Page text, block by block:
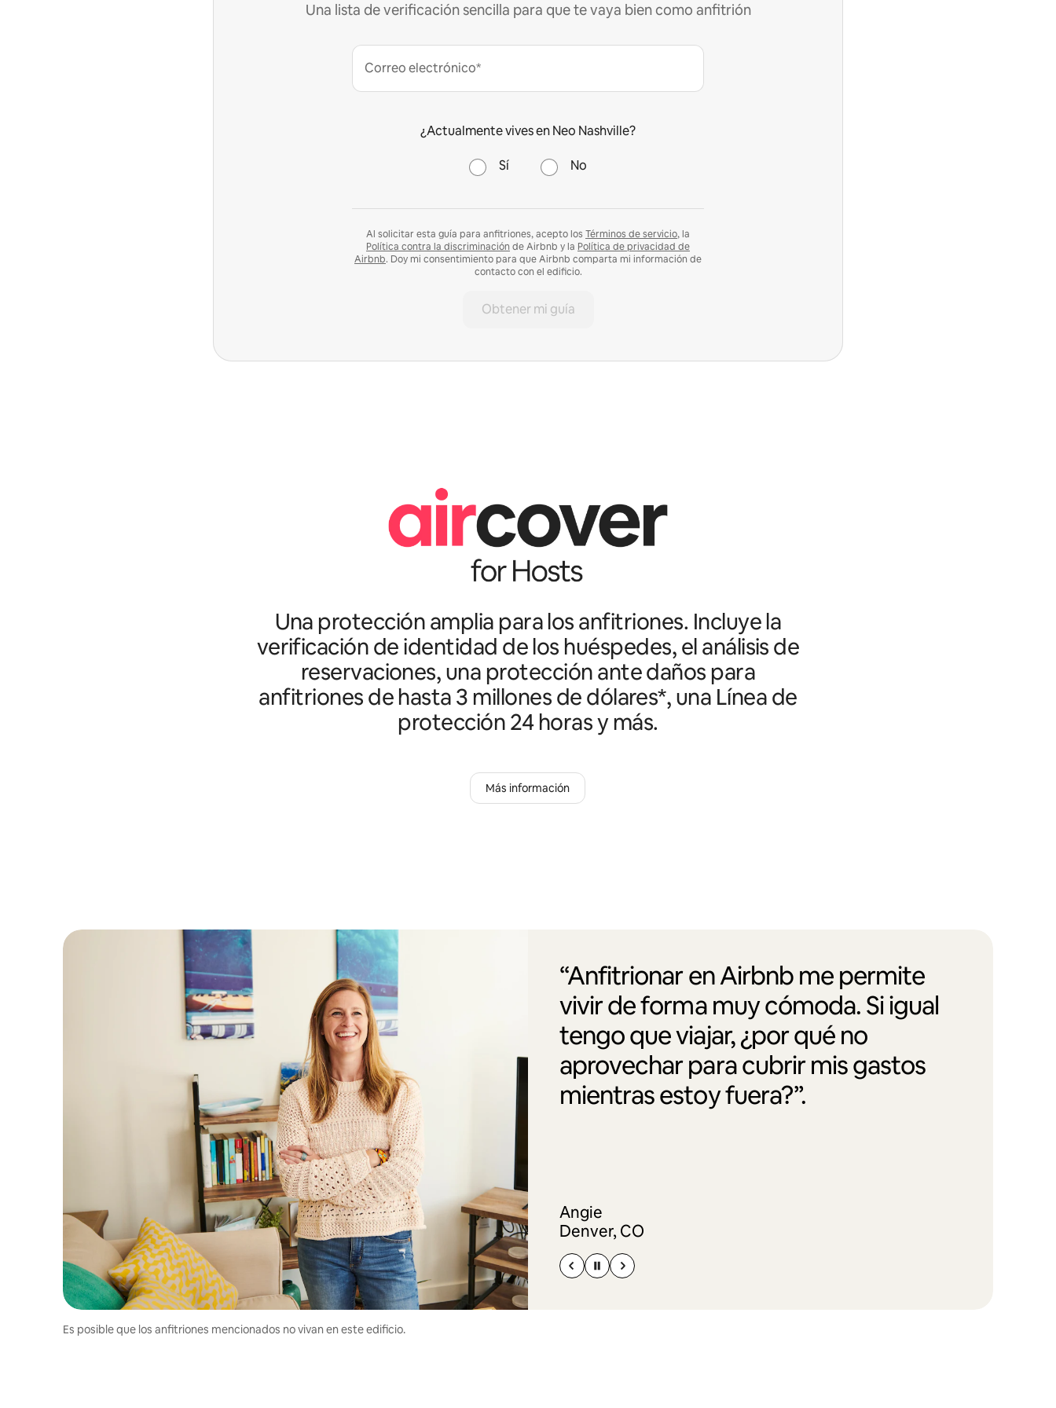
Una lista de verificación sencilla para que te vaya bien como anfitrión
Correo electrónico*
¿Actualmente vives en Neo Nashville?
Sí No
Al solicitar esta guía para anfitriones, acepto los Términos de servicio, la
Política contra la discriminación de Airbnb y la Política de privacidad de
Airbnb. Doy mi consentimiento para que Airbnb comparta mi información de
contacto con el edificio.
Obtener mi guía
Una protección amplia para los anfitriones. Incluye la
verificación de identidad de los huéspedes, el análisis de
reservaciones, una protección ante daños para
anfitriones de hasta 3 millones de dólares*, una Línea de
protección 24 horas y más.
Más información
“Anfitrionar en Airbnb me permite
vivir de forma muy cómoda. Si igual
tengo que viajar, ¿por qué no
aprovechar para cubrir mis gastos
mientras estoy fuera?”.
Angie
Denver, CO
Es posible que los anfitriones mencionados no vivan en este edificio.